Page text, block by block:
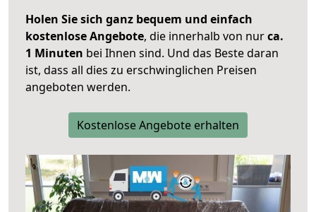
Holen Sie sich ganz bequem und einfach
kostenlose Angebote, die innerhalb von nurca.
1 Minuten bei Ihnen sind. Und das Beste daran
ist, dass all dies zu erschwinglichen Preisen
angeboten werden.
Kostenlose Angebote erhalten